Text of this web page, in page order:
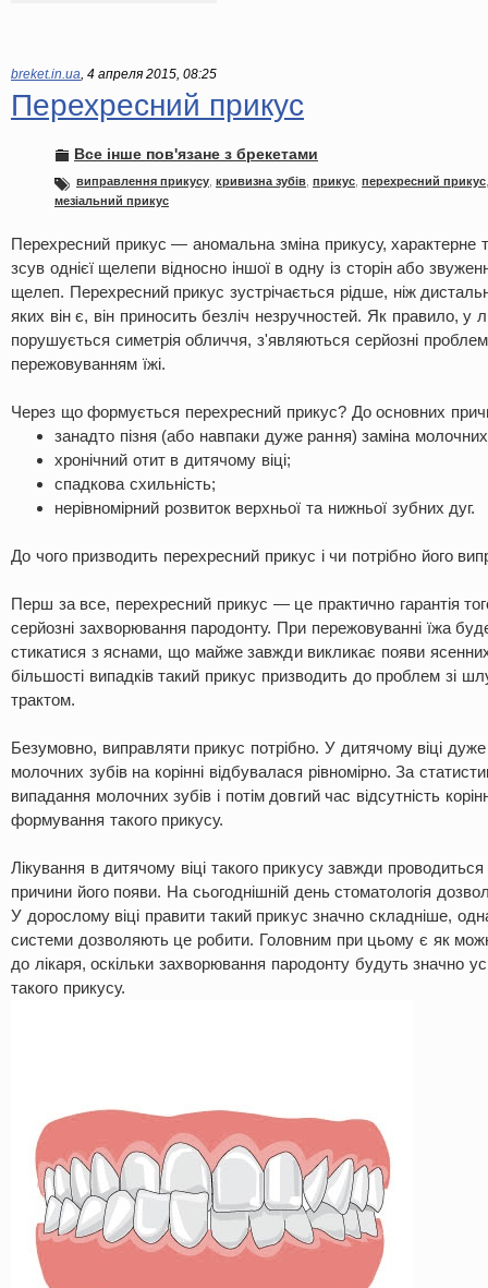
breket.in.ua, 4 апреля 2015, 08:25
Перехресний прикус
Все інше пов'язане з брекетами
виправлення прикусу кривизна зубів прикус перехресний прикус
мезіальний прикус
Перехресний прикус — аномальна зміна прикусу, характерне
зсув однієї щелепи відносно іншої в одну із сторін або
щелеп. Перехресний прикус зустрічається рідше, ніж
яких він є, він приносить безліч незручностей. Як правило, у
порушується симетрія обличчя, з'являються серйозні
пережовуванням їжі.
Через що формується перехресний прикус? До основних
занадто пізня (або навпаки дуже рання) заміна молочних
хронічний отит в дитячому віці;
спадкова схильність;
нерівномірний розвиток верхньої та нижньої зубних дуг.
До чого призводить перехресний прикус і чи потрібно його
Перш за все, перехресний прикус — це практично гарантія
серйозні захворювання пародонту. При пережовуванні їжа
стикатися з яснами, що майже завжди викликає появи
більшості випадків такий прикус призводить до проблем зі
трактом.
Безумовно, виправляти прикус потрібно. У дитячому віці
молочних зубів на корінні відбувалася рівномірно. За
випадання молочних зубів і потім довгий час відсутність
формування такого прикусу.
Лікування в дитячому віці такого прикусу завжди
причини його появи. На сьогоднішній день стоматологія
У дорослому віці правити такий прикус значно складніше,
системи дозволяють це робити. Головним при цьому є як
до лікаря, оскільки захворювання пародонту будуть значно
такого прикусу.